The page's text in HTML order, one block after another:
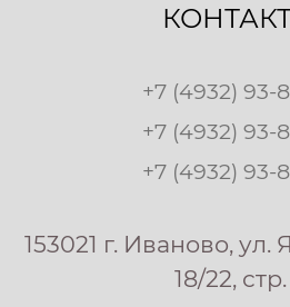
+7 (4932) 93-
+7 (4932) 93-
+7 (4932) 93-
153021 г. Иваново, ул.
18/22,